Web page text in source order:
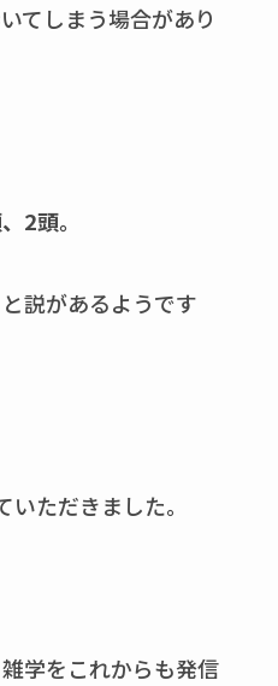
てしまう場合があり
2頭。
説があるようです
ただきました。
学をこれからも発信